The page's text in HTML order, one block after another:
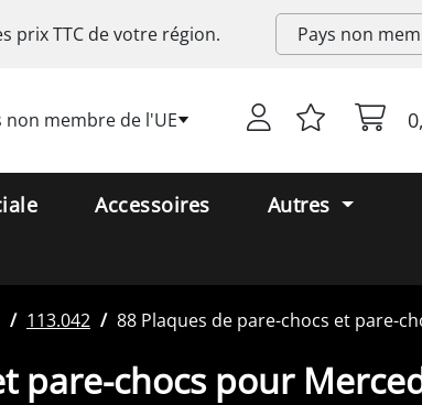
prixTTC de votre région.
non membre de l'UE
Accessoires
Autres
113.042 88 Plaques de pare-chocs et pare-
pare-chocs pour